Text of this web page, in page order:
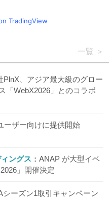
TradingView
一覧
PlnX、アジア最大級のグロー
「WebX2026」とのコラボ
ーザー向けに提供開始
ングス
ANAP が大型イベ
」開催決定
シーズン1取引キャンペーン